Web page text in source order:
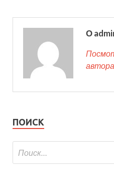
О
ПОИСК